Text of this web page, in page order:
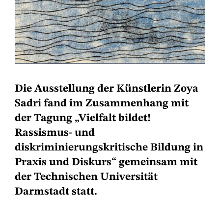
Die Ausstellung der Künstlerin Zoya
Sadri fand im Zusammenhang mit
der Tagung „Vielfalt bildet!
Rassismus- und
diskriminierungskritische Bildung in
Praxis und Diskurs“ gemeinsam mit
der Technischen Universität
Darmstadt statt.